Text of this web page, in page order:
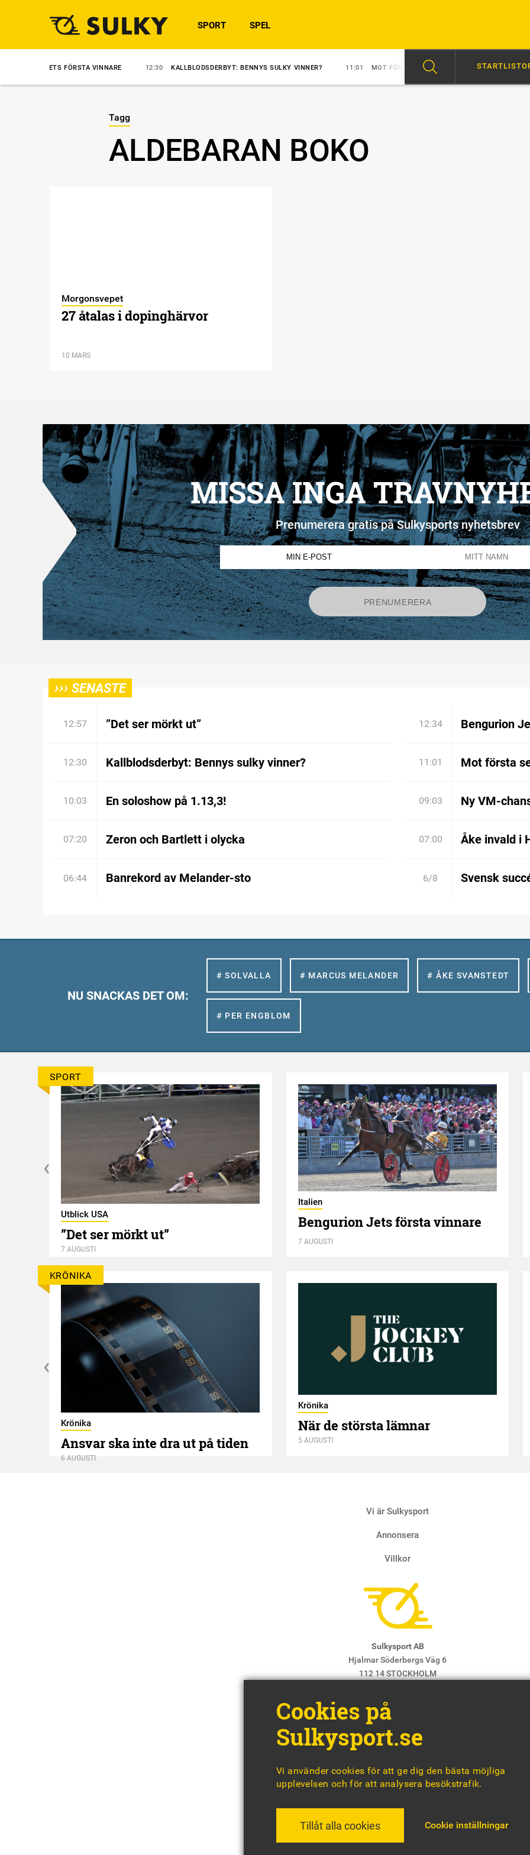
SPORT SPEL
JETS FÖRSTA VINNARE 12:30 KALLBLODSDERBYT: BENNYS SULKY VINNER? 11:01 MOT FÖRSTA SEGERN? 10:03 EN SOLOSHOW PÅ
Tagg
ALDEBARAN BOKO
Morgonsvepet
27 åtalas i dopinghärvor
10 MARS
MISSA INGA
Prenumerera gratis på Sulkysports nyhetsbrev
››› SENASTE
12:57 ”Det ser mörkt ut” 12:34 Bengurion
12:30 Kallblodsderbyt: Bennys sulky vinner? 11:01 Mot första
10:03 En soloshow på 1.13,3! 09:03 Ny VM-
07:20 Zeron och Bartlett i olycka 07:00 Åke invald i
06:44 Banrekord av Melander-sto 6/8 Svensk
NU SNACKAS DET OM:
# SOLVALLA # MARCUS MELANDER # ÅKE SVANSTEDT
# PER ENGBLOM
SPORT
Utblick USA
”Det ser mörkt ut”
7 AUGUSTI
Italien
Bengurion Jets första vinnare
7 AUGUSTI
KRÖNIKA
Krönika
Ansvar ska inte dra ut på tiden
6 AUGUSTI
Krönika
När de största lämnar
5 AUGUSTI
Vi är Sulkysport
Annonsera
Villkor
Sulkysport AB
Hjalmar Söderbergs Väg 6
112 14 STOCKHOLM
Chefredaktör & ansvarig utgivare:
Cookies på
Sulkysport.se
Vi använder cookies för att ge dig den bästa möjliga
upplevelsen och för att analysera besökstrafik.
Tillåt alla cookies Cookie inställningar